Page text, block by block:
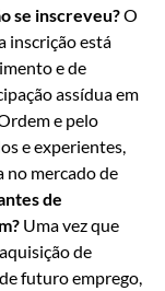
se inscreveu?O
inscrição está
e de
assídua em
e pelo
e experientes,
no mercado de
de
Uma vez que
de
futuro emprego,